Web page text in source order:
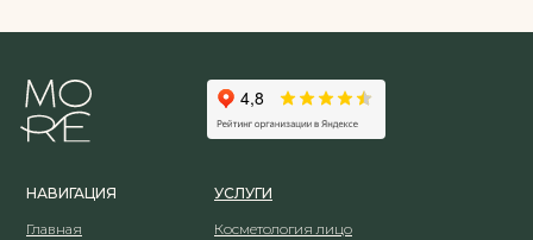
НАВИГАЦИЯ
Главная
УСЛУГИ
Косметология лицо